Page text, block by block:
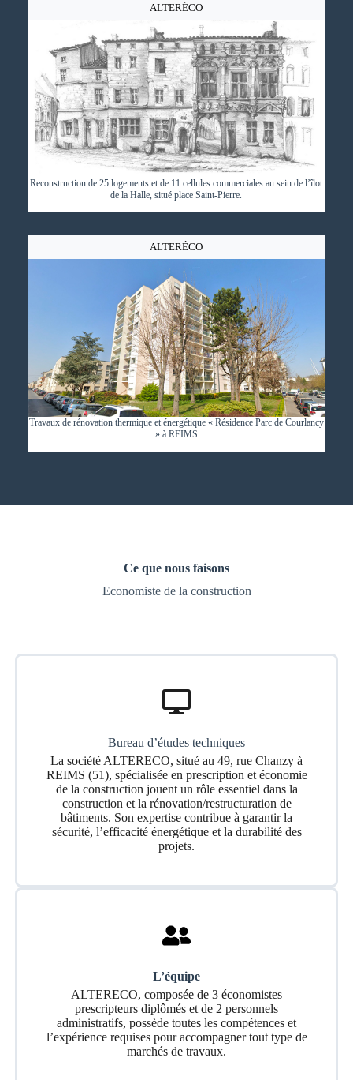
ALTERÉCO
Reconstruction de 25 logements et de 11 cellules commerciales au sein de l’îlot
de la Halle, situé place Saint-Pierre.
ALTERÉCO
Travaux de rénovation thermique et énergétique « Résidence Parc de Courlancy
» à REIMS
Ce que nous faisons
Economiste de la construction
Bureau d’études techniques
La société ALTERECO, situé au 49, rue Chanzy à
REIMS (51), spécialisée en prescription et économie
de la construction jouent un rôle essentiel dans la
construction et la rénovation/restructuration de
bâtiments. Son expertise contribue à garantir la
sécurité, l’efficacité énergétique et la durabilité des
projets.
L’équipe
ALTERECO, composée de 3 économistes
prescripteurs diplômés et de 2 personnels
administratifs, possède toutes les compétences et
l’expérience requises pour accompagner tout type de
marchés de travaux.